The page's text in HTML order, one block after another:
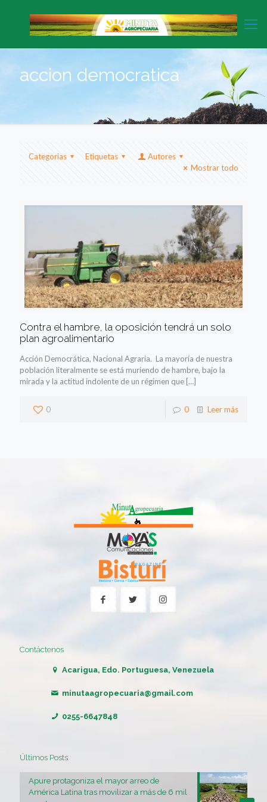
accion democratica
Categorias Etiquetas
Autores
Mostrar todo
Contra el hambre, la oposición tendrá un solo
plan agroalimentario
Acción Democrática, Nacional Agraria. La mayoría de nuestra
población literalmente se está muriendo de hambre, bajo la
mirada y la actitud indolente de un régimen que […]
0 0 Leer más
Contáctenos
Acarigua, Edo. Portuguesa, Venezuela
minutaagropecuaria@gmail.com
0255-6647848
Últimos Posts
Apure protagoniza el mayor arreo de
América Latina tras movilizar a más de 6 mil